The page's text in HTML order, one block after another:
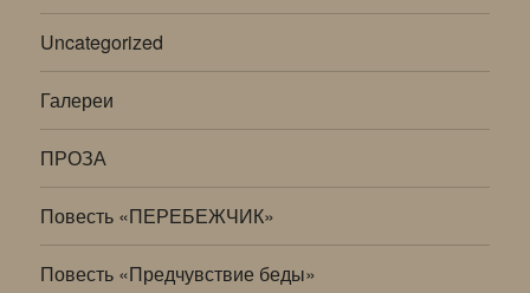
Uncategorized
Галереи
ПРОЗА
Повесть «ПЕРЕБЕЖЧИК»
Повесть «Предчувствие беды»